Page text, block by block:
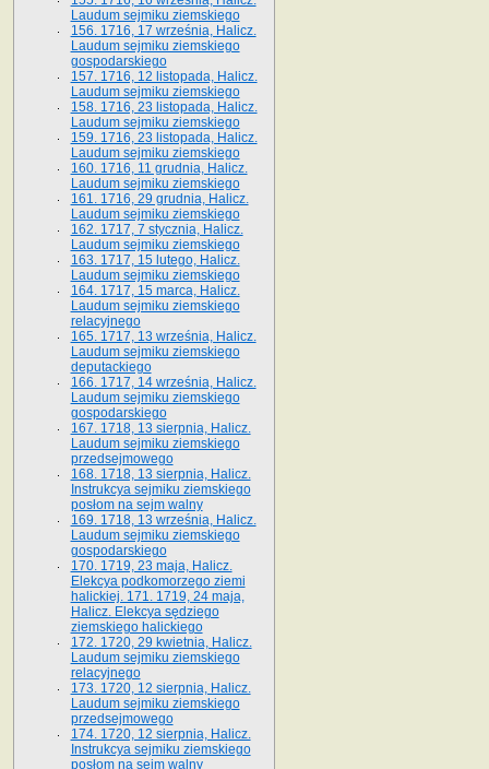
Laudum sejmiku ziemskiego
156. 1716, 17 września, Halicz.
Laudum sejmiku ziemskiego
gospodarskiego
157. 1716, 12 listopada, Halicz.
Laudum sejmiku ziemskiego
158. 1716, 23 listopada, Halicz.
Laudum sejmiku ziemskiego
159. 1716, 23 listopada, Halicz.
Laudum sejmiku ziemskiego
160. 1716, 11 grudnia, Halicz.
Laudum sejmiku ziemskiego
161. 1716, 29 grudnia, Halicz.
Laudum sejmiku ziemskiego
162. 1717, 7 stycznia, Halicz.
Laudum sejmiku ziemskiego
163. 1717, 15 lutego, Halicz.
Laudum sejmiku ziemskiego
164. 1717, 15 marca, Halicz.
Laudum sejmiku ziemskiego
relacyjnego
165. 1717, 13 września, Halicz.
Laudum sejmiku ziemskiego
deputackiego
166. 1717, 14 września, Halicz.
Laudum sejmiku ziemskiego
gospodarskiego
167. 1718, 13 sierpnia, Halicz.
Laudum sejmiku ziemskiego
przedsejmowego
168. 1718, 13 sierpnia, Halicz.
Instrukcya sejmiku ziemskiego
posłom na sejm walny
169. 1718, 13 września, Halicz.
Laudum sejmiku ziemskiego
gospodarskiego
170. 1719, 23 maja, Halicz.
Elekcya podkomorzego ziemi
halickiej. 171. 1719, 24 maja,
Halicz. Elekcya sędziego
ziemskiego halickiego
172. 1720, 29 kwietnia, Halicz.
Laudum sejmiku ziemskiego
relacyjnego
173. 1720, 12 sierpnia, Halicz.
Laudum sejmiku ziemskiego
przedsejmowego
174. 1720, 12 sierpnia, Halicz.
Instrukcya sejmiku ziemskiego
posłom na sejm walny